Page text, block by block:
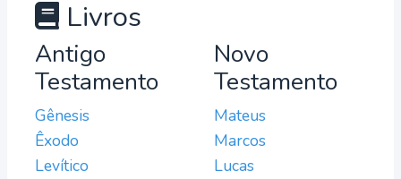
Livros
Antigo
Testamento
Gênesis
Êxodo
Levítico
Novo
Testamento
Mateus
Marcos
Lucas